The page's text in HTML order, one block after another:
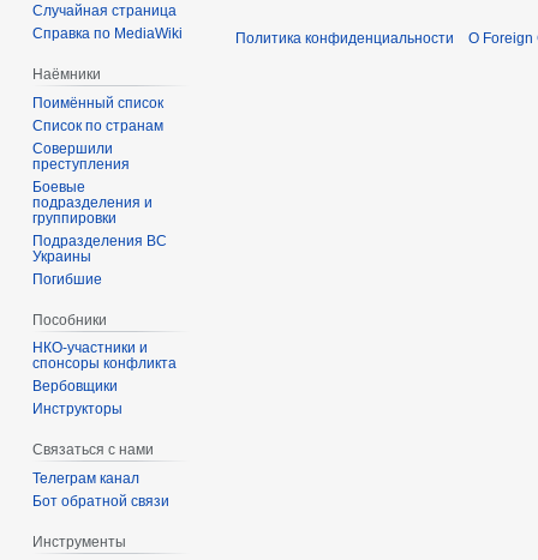
Случайная страница
Справка по MediaWiki
Наёмники
Поимённый список
Список по странам
Совершили
преступления
Боевые
подразделения и
группировки
Подразделения ВС
Украины
Погибшие
Пособники
спонсоры конфликта
‏‎Вербовщики
Инструкторы
Связаться с нами
Телеграм канал
Бот обратной связи
Инструменты
Политика конфиденциальности О Foreign